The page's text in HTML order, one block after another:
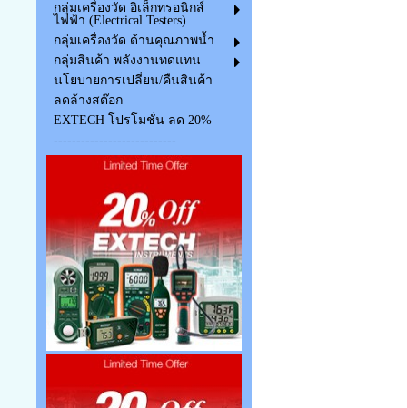
กลุ่มเครื่องวัด อิเล็กทรอนิกส์
ไฟฟ้า (Electrical Testers)
กลุ่มเครื่องวัด ด้านคุณภาพน้ำ
กลุ่มสินค้า พลังงานทดแทน
นโยบายการเปลี่ยน/คืนสินค้า
ลดล้างสต๊อก
EXTECH โปรโมชั่น ลด 20%
---------------------------